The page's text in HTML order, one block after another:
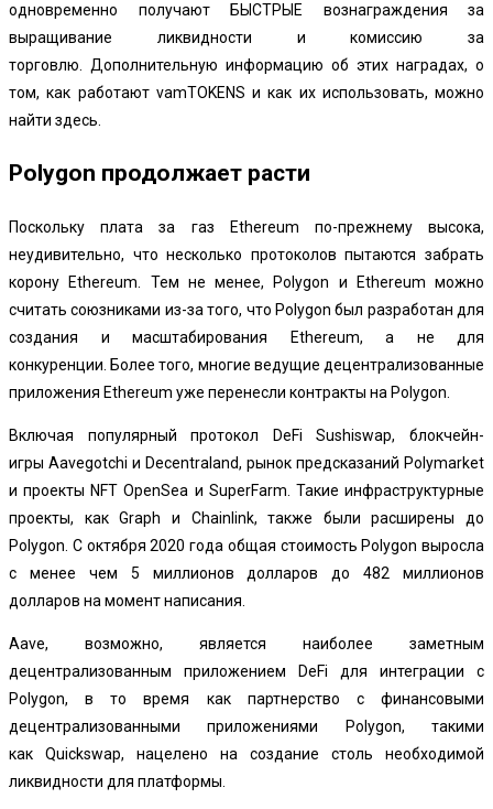
одновременно получают БЫСТРЫЕ вознаграждения за
выращивание ликвидности и комиссию за
торговлю. Дополнительную информацию об этих наградах, о
том, как работают vamTOKENS и как их использовать, можно
найти здесь.
Polygon продолжает расти
Поскольку плата за газ Ethereum по-прежнему высока,
неудивительно, что несколько протоколов пытаются забрать
корону Ethereum. Тем не менее, Polygon и Ethereum можно
считать союзниками из-за того, что Polygon был разработан для
создания и масштабирования Ethereum, а не для
конкуренции. Более того, многие ведущие децентрализованные
приложения Ethereum уже перенесли контракты на Polygon.
Включая популярный протокол DeFi Sushiswap, блокчейн-
игры Aavegotchi и Decentraland, рынок предсказаний Polymarket
и проекты NFT OpenSea и SuperFarm. Такие инфраструктурные
проекты, как Graph и Chainlink, также были расширены до
Polygon. С октября 2020 года общая стоимость Polygon выросла
с менее чем 5 миллионов долларов до 482 миллионов
долларов на момент написания.
Aave, возможно, является наиболее заметным
децентрализованным приложением DeFi для интеграции с
Polygon, в то время как партнерство с финансовыми
децентрализованными приложениями Polygon, такими
как Quickswap, нацелено на создание столь необходимой
ликвидности для платформы.